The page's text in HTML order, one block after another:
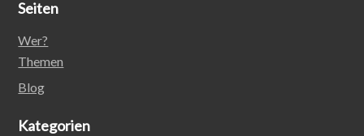
Seiten
Wer?
Themen
Blog
Kategorien